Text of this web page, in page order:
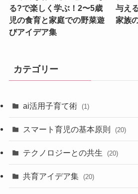
る?で楽しく学ぶ！2〜5歳
児の食育と家庭での野菜遊
びアイデア集
与え
家族
カテゴリー
ai活用子育て術 (1)
スマート育児の基本原則 (20)
テクノロジーとの共生 (20)
共育アイデア集 (20)